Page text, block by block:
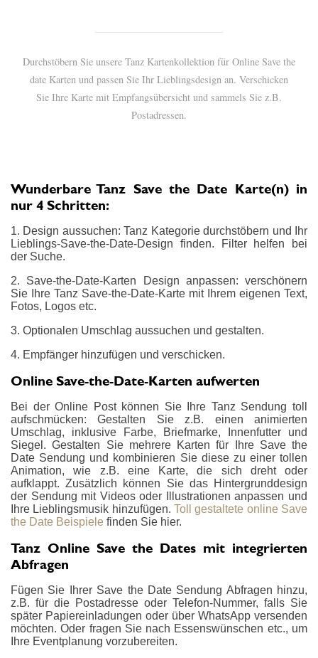
Durchstöbern Sie unsere Tanz Kartenkollektion für Online Save the
date Karten und passen Sie Ihr Lieblingsdesign an. Verschicken
Sie Ihre Karte mit Empfangsübersicht und sammels Sie z.B.
Postadressen.
Wunderbare Tanz Save the Date Karte(n) in
nur 4 Schritten:
1. Design aussuchen: Tanz Kategorie durchstöbern und Ihr
Lieblings-Save-the-Date-Design finden. Filter helfen bei
der Suche.
2. Save-the-Date-Karten Design anpassen: verschönern
Sie Ihre Tanz Save-the-Date-Karte mit Ihrem eigenen Text,
Fotos, Logos etc.
3. Optionalen Umschlag aussuchen und gestalten.
4. Empfänger hinzufügen und verschicken.
Online Save-the-Date-Karten aufwerten
Bei der Online Post können Sie Ihre Tanz Sendung toll
aufschmücken: Gestalten Sie z.B. einen animierten
Umschlag, inklusive Farbe, Briefmarke, Innenfutter und
Siegel. Gestalten Sie mehrere Karten für Ihre Save the
Date Sendung und kombinieren Sie diese zu einer tollen
Animation, wie z.B. eine Karte, die sich dreht oder
aufklappt. Zusätzlich können Sie das Hintergrunddesign
der Sendung mit Videos oder Illustrationen anpassen und
Ihre Lieblingsmusik hinzufügen. Toll gestaltete online Save
the Date Beispiele finden Sie hier.
Tanz Online Save the Dates mit integrierten
Abfragen
Fügen Sie Ihrer Save the Date Sendung Abfragen hinzu,
z.B. für die Postadresse oder Telefon-Nummer, falls Sie
später Papiereinladungen oder über WhatsApp versenden
möchten. Oder fragen Sie nach Essenswünschen etc., um
Ihre Eventplanung vorzubereiten.